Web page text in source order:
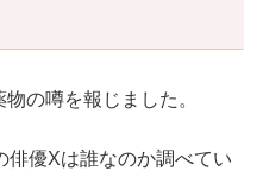
の噂を報じました。
俳優Xは誰なのか調べてい